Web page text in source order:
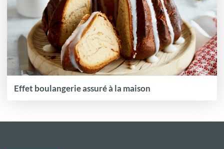
Effet boulangerie assuré à la maison